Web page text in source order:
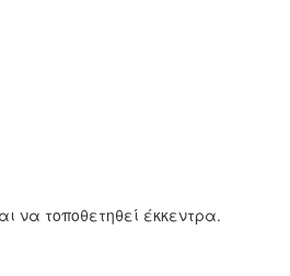
να τοποθετηθεί έκκεντρα.